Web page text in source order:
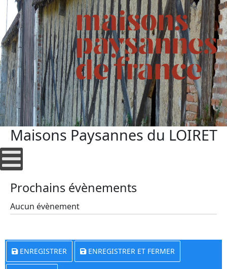
Maisons Paysannes du LOIRET
Prochains évènements
Aucun évènement
ENREGISTRER ENREGISTRER ET FERMER